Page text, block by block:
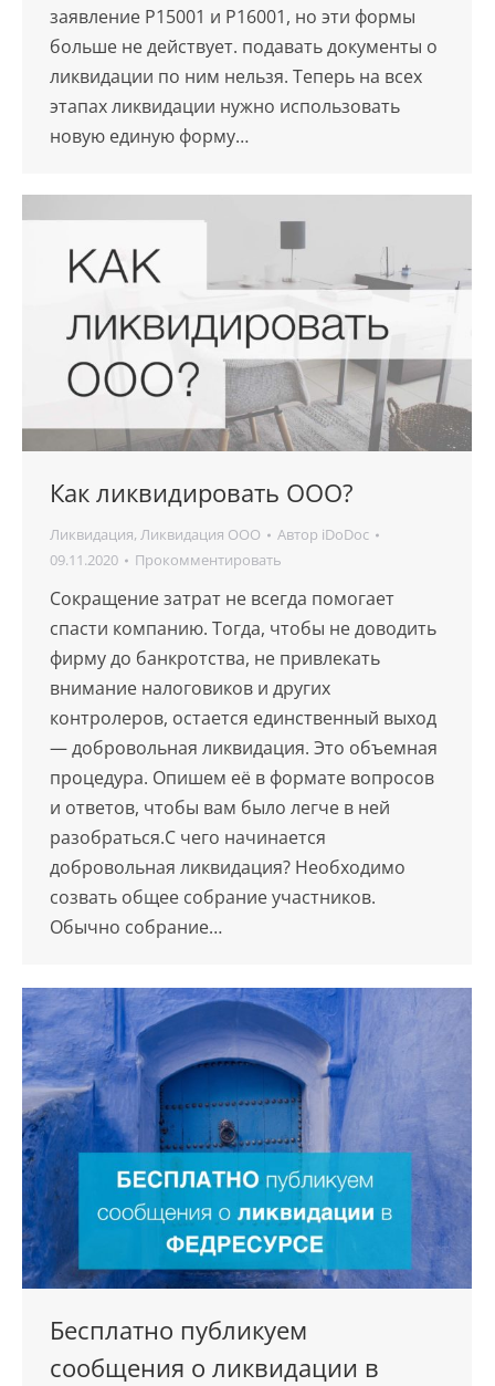
заявление Р15001 и Р16001, но эти формы
больше не действует. подавать документы о
ликвидации по ним нельзя. Теперь на всех
этапах ликвидации нужно использовать
новую единую форму…
Как ликвидировать ООО?
Ликвидация, Ликвидация ООО Автор iDoDoc
09.11.2020
Прокомментировать
Сокращение затрат не всегда помогает
спасти компанию. Тогда, чтобы не доводить
фирму до банкротства, не привлекать
внимание налоговиков и других
контролеров, остается единственный выход
— добровольная ликвидация. Это объемная
процедура. Опишем её в формате вопросов
и ответов, чтобы вам было легче в ней
разобраться.С чего начинается
добровольная ликвидация? Необходимо
созвать общее собрание участников.
Обычно собрание…
Бесплатно публикуем
сообщения о ликвидации в